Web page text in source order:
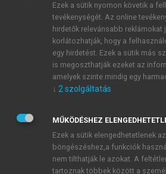
JELSZÓ ÚJRA
Kérek értesítést a MeRSZ
Kérek értesítést az Akadémiai Kiadó
Adatkezelési tájékoztatóban
veszem és elfogadom.
Általános vásárlási feltételeket,
mersz.huoldalak
tudomásul veszem és elfogadom.
Ezek a sütik nyomon követik a
tevékenységét. Az online
hirdetők relevánsabb reklámokat
korlátozhatják, hogy a
egy hirdetést. Ezek a sütik más
is megoszthatják ezeket az
amelyek szinte mindig egy
↓ 2 szolgáltatás
MŰKÖDÉSHEZ
Ezek a sütik elengedhetetlenek
böngészéshez,a funkciók
nem tilthatják le azokat. A
tartoznak többek között a